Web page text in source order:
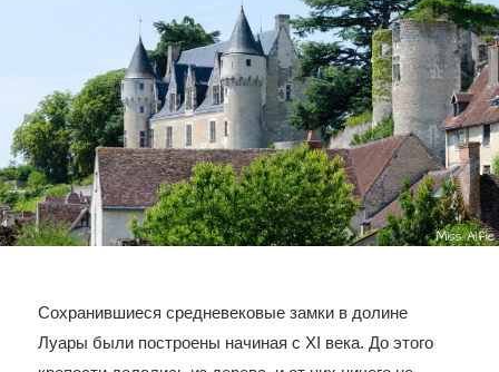
Сохранившиеся средневековые замки в долине
Луары были построены начиная с XI века. До этого